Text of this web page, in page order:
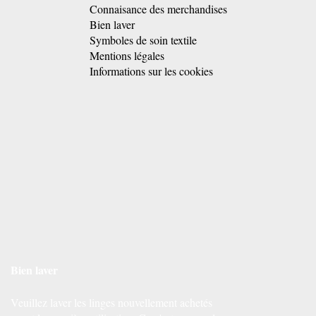
Connaisance des merchandises
Bien laver
Symboles de soin textile
Mentions légales
Informations sur les cookies